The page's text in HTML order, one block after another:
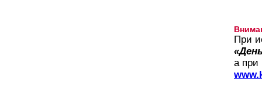
При
а при